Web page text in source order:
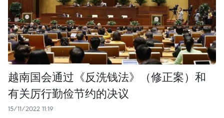
越南国会通过《反洗钱法》（修正案）和
有关厉行勤俭节约的决议
15/11/2022 11:19